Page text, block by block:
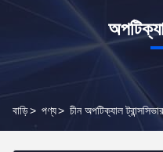
বাড়ি> পণ্য> চীন অপটিক্যাল ট্রান্সসিভার